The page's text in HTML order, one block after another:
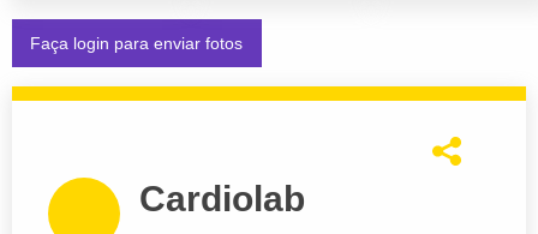
Faça login para enviar fotos
Cardiolab